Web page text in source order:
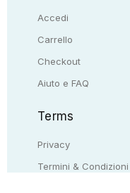
Accedi
Carrello
Checkout
Aiuto e FAQ
Terms
Privacy
Termini & Condizioni